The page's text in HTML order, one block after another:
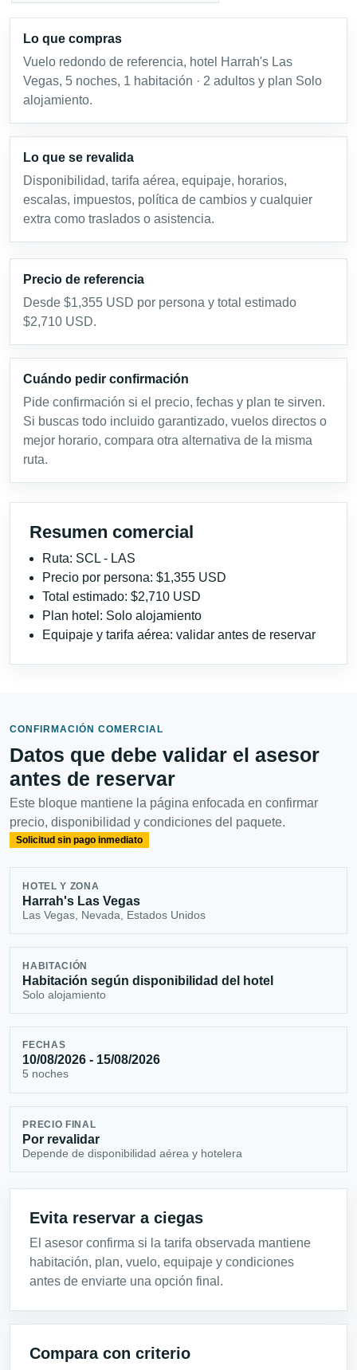
Lo que compras
Vuelo redondo de referencia, hotel Harrah's Las
Vegas, 5 noches, 1 habitación · 2 adultos y plan Solo
alojamiento.
Lo que se revalida
Disponibilidad, tarifa aérea, equipaje, horarios,
escalas, impuestos, política de cambios y cualquier
extra como traslados o asistencia.
Precio de referencia
Desde $1,355 USD por persona y total estimado
$2,710 USD.
Cuándo pedir confirmación
Pide confirmación si el precio, fechas y plan te sirven.
Si buscas todo incluido garantizado, vuelos directos o
mejor horario, compara otra alternativa de la misma
ruta.
Resumen comercial
Ruta: SCL - LAS
Precio por persona: $1,355 USD
Total estimado: $2,710 USD
Plan hotel: Solo alojamiento
Equipaje y tarifa aérea: validar antes de reservar
CONFIRMACIÓN COMERCIAL
Datos que debe validar el asesor
antes de reservar
Este bloque mantiene la página enfocada en confirmar
precio, disponibilidad y condiciones del paquete.
Solicitud sin pago inmediato
HOTEL Y ZONA
Harrah's Las Vegas
Las Vegas, Nevada, Estados Unidos
HABITACIÓN
Habitación según disponibilidad del hotel
Solo alojamiento
FECHAS
10/08/2026 - 15/08/2026
5 noches
PRECIO FINAL
Por revalidar
Depende de disponibilidad aérea y hotelera
Evita reservar a ciegas
El asesor confirma si la tarifa observada mantiene
habitación, plan, vuelo, equipaje y condiciones
antes de enviarte una opción final.
Compara con criterio